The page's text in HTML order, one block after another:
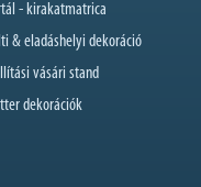
- kirakatmatrica
& eladáshelyi dekoráció
vásári stand
dekorációk